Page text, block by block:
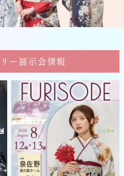
ー展示会情報